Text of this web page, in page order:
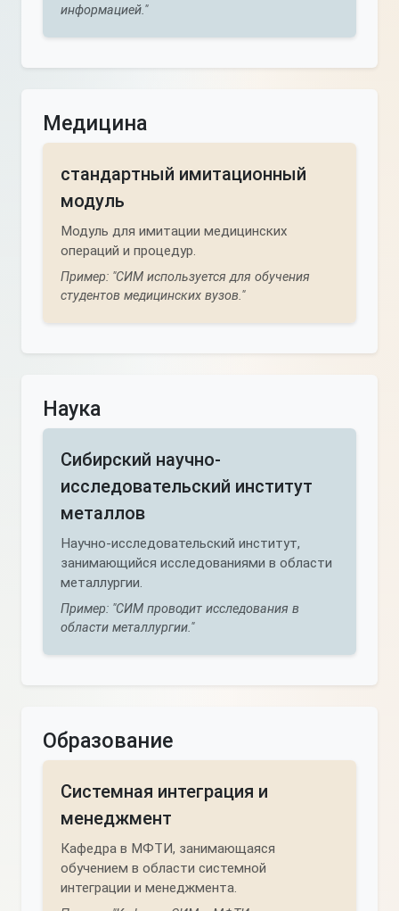
информацией."
Медицина
стандартный имитационный
модуль
Модуль для имитации медицинских
операций и процедур.
Пример: "СИМ используется для обучения
студентов медицинских вузов."
Наука
Сибирский научно-
исследовательский институт
металлов
Научно-исследовательский институт,
занимающийся исследованиями в области
металлургии.
Пример: "СИМ проводит исследования в
области металлургии."
Образование
Системная интеграция и
менеджмент
Кафедра в МФТИ, занимающаяся
обучением в области системной
интеграции и менеджмента.